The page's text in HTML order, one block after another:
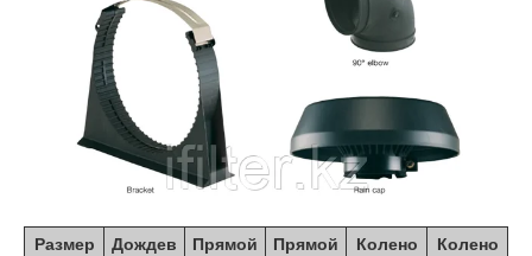
Размер
Дождев
Прямой
Прямой
Колено
Колено